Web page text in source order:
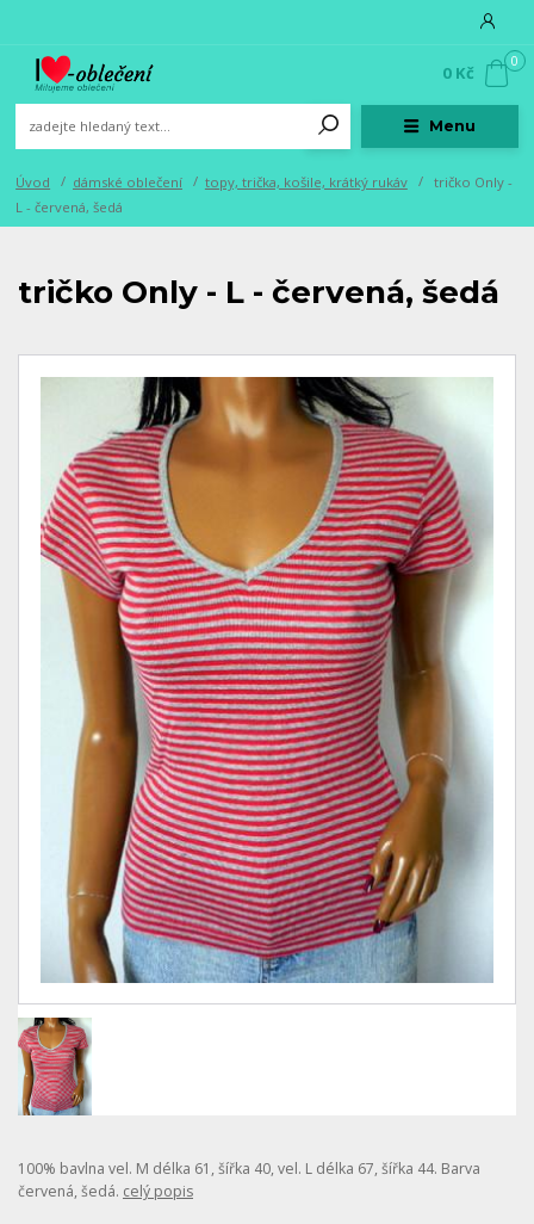
Menu
0
0 Kč
Úvod dámské oblečení topy, trička, košile, krátký rukáv
tričko Only -
L - červená, šedá
tričko Only - L - červená, šedá
100% bavlna vel. M délka 61, šířka 40, vel. L délka 67, šířka 44. Barva
červená, šedá. celý popis